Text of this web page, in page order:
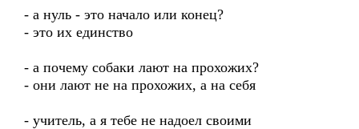
- а нуль - это начало или конец?
- это их единство
- а почему собаки лают на прохожих?
- они лают не на прохожих, а на себя
- учитель, а я тебе не надоел своими